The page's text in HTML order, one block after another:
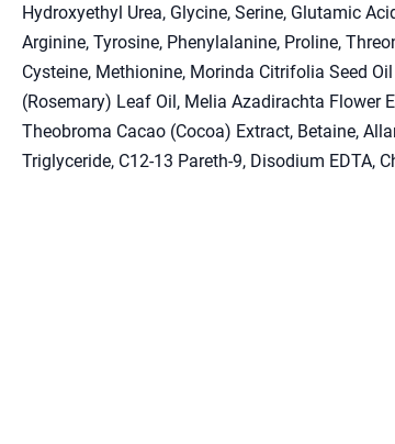
Hydroxyethyl Urea, Glycine, Serine, Glutamic
Arginine, Tyrosine, Phenylalanine, Proline,
Cysteine, Methionine, Morinda Citrifolia Seed
(Rosemary) Leaf Oil, Melia Azadirachta Flower
Theobroma Cacao (Cocoa) Extract, Betaine,
Triglyceride, C12-13 Pareth-9, Disodium EDTA,